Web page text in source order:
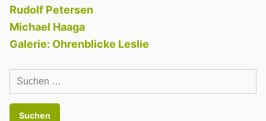
Rudolf Petersen
Michael Haaga
Galerie: Ohrenblicke Leslie
Suchen
nach: